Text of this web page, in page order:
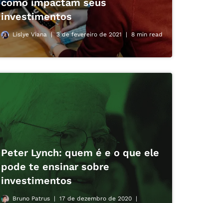
como impactam seus
investimentos
Lislye Viana 3 de fevereiro de 2021 8 min read
Peter Lynch: quem é e o que ele
pode te ensinar sobre
investimentos
Bruno Patrus
17 de dezembro de 2020